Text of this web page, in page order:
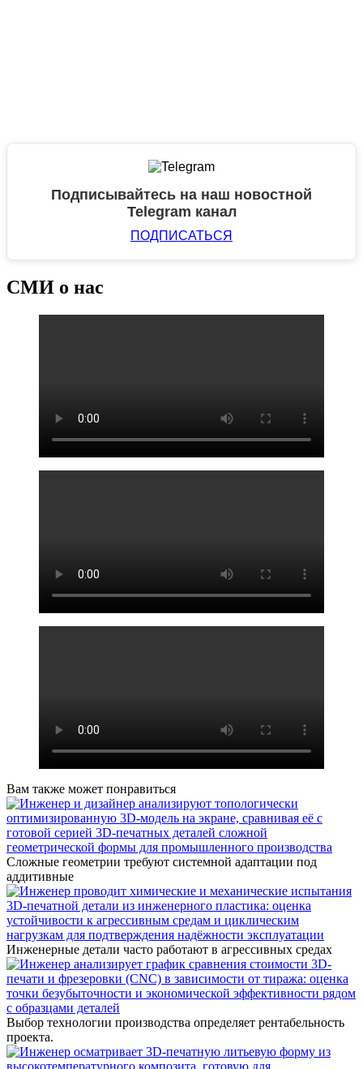
Подписывайтесь на наш новостной
Telegram канал
ПОДПИСАТЬСЯ
СМИ о нас
Вам также может понравиться
Сложные геометрии требуют системной адаптации под
аддитивные
Инженерные детали часто работают в агрессивных средах
Выбор технологии производства определяет рентабельность
проекта.